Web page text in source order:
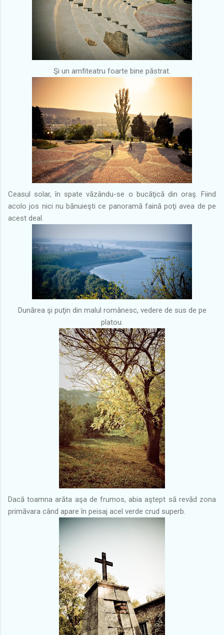
Şi un amfiteatru foarte bine păstrat.
Ceasul solar, în spate văzându-se o bucăţică din oraş. Fiind
acolo jos nici nu bănuieşti ce panoramă faină poţi avea de pe
acest deal.
Dunărea şi puţin din malul românesc, vedere de sus de pe
platou.
Dacă toamna arăta aşa de frumos, abia aştept să revăd zona
primăvara când apare în peisaj acel verde crud superb.